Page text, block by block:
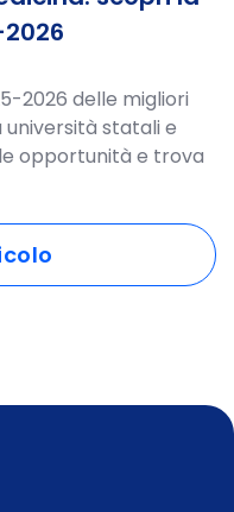
2026 delle migliori
statali e
opportunità e trova